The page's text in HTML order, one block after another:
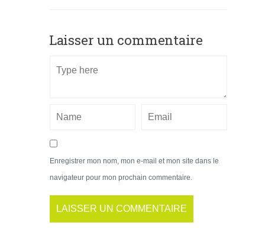
Laisser un commentaire
Enregistrer mon nom, mon e-mail et mon site dans le
navigateur pour mon prochain commentaire.